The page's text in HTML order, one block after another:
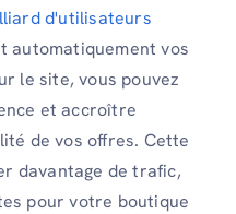
d'utilisateurs
automatiquement vos
le site, vous pouvez
et accroître
de vos offres. Cette
davantage de trafic,
pour votre boutique